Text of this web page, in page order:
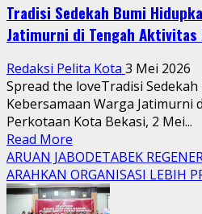
Tradisi Sedekah Bumi
Jatimurni di Tengah Aktivitas
Redaksi Pelita Kota 3 Mei 2026
Spread the loveTradisi
Kebersamaan Warga Jatimurni
Perkotaan Kota Bekasi, 2 Mei...
Read More
more
about
Tradisi
Sedekah
ARUAN JABODETABEK
ARAHKAN ORGANISASI LEBIH